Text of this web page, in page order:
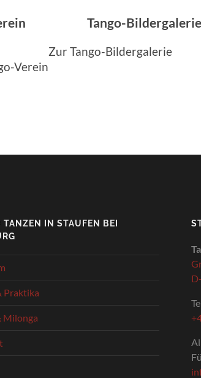
Verein
Tango-Bildergalerie
Zur Tango-Bildergalerie
TANZEN IN STAUFEN BEI
Praktika
Milonga